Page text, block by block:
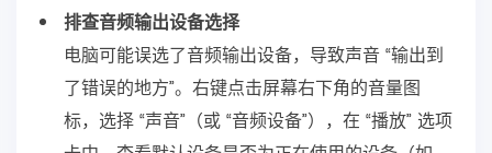
排查音频输出设备选择
电脑可能误选了音频输出设备，导致声音 “输出到
了错误的地方”。右键点击屏幕右下角的音量图
标，选择 “声音”（或 “音频设备”），在 “播放” 选项